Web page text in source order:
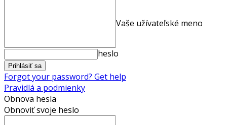
Vaše užívateľské meno
heslo
Forgot your password? Get help
Pravidlá a podmienky
Obnova hesla
Obnoviť svoje heslo